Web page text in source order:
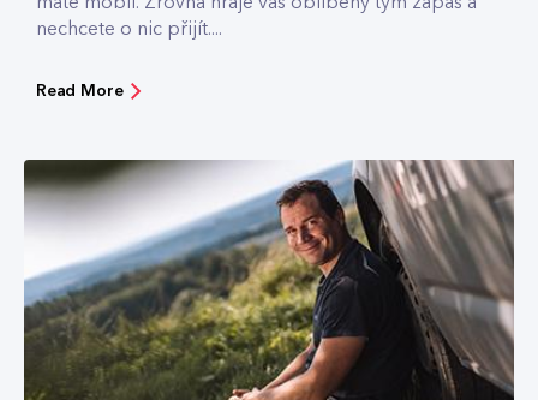
nechcete o nic přijít....
Read More